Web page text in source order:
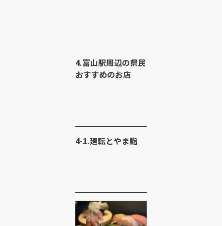
4.富山駅周辺の県民
おすすめのお店
4-1.廻転とやま鮨